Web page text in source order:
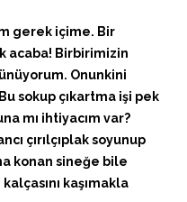
gerek içime. Bir
acaba! Birbirimizin
Onunkini
sokup çıkartma işi pek
mı ihtiyacım var?
çırılçıplak soyunup
konan sineğe bile
kaşımakla